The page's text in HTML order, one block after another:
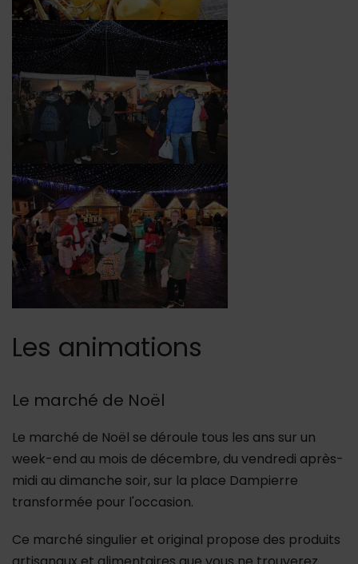
Les animations
Le marché de Noël
Le marché de Noël se déroule tous les ans sur un
week-end au mois de décembre, du vendredi après-
midi au dimanche soir, sur la place Dampierre
transformée pour l'occasion.
Ce marché singulier et original propose des produits